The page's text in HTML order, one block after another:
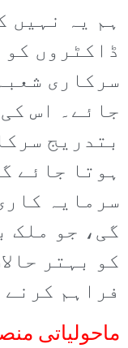
ہم یہ نہیں
ڈاکٹروں
سرکاری
جائے۔ اس
بتدریج
ہوتا جائے
سرمایہ
گی، جو ملک
کو بہتر
فراہم
ماحولیاتی